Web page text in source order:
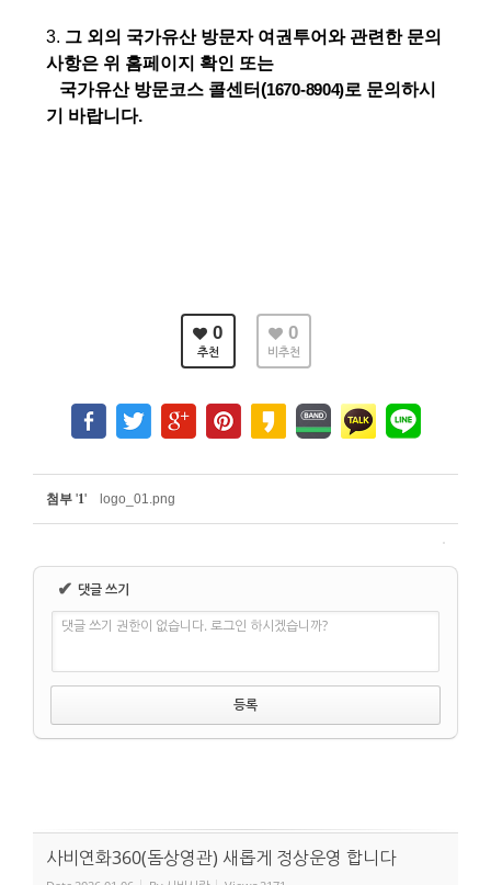
3. 그 외의 국가유산 방문자 여권투어와 관련한 문의
사항은 위 홈페이지 확인 또는
국가유산 방문코스 콜센터(1670-8904)로 문의하시
기 바랍니다.
0
추천
0
비추천
첨부 '1' logo_01.png
✔ 댓글 쓰기
댓글 쓰기 권한이 없습니다. 로그인 하시겠습니까?
사비연화360(돔상영관) 새롭게 정상운영 합니다